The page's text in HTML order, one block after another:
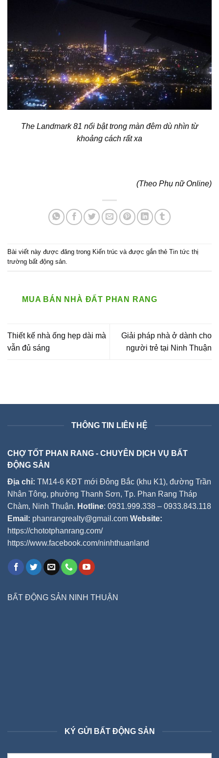
The Landmark 81 nổi bật trong màn đêm dù nhìn từ
khoảng cách rất xa
(Theo Phụ nữ Online)
Bài viết này được đăng trong Kiến trúc và được gắn thẻ Tin tức thị
trường bất động sản
MUA BÁN NHÀ ĐẤT PHAN RANG
Thiết kế nhà ống hẹp dài mà
vẫn đủ sáng
Giải pháp nhà ở dành cho
người trẻ tại Ninh Thuận
THÔNG TIN LIÊN HỆ
CHỢ TỐT PHAN RANG - CHUYÊN DỊCH VỤ BẤT
ĐỘNG SẢN
Địa chỉ: TM14-6 KĐT mới Đông Bắc (khu K1), đường Trần
Nhân Tông, phường Thanh Sơn, Tp. Phan Rang Tháp
Chàm, Ninh Thuận. Hotline: 0931.999.338 – 0933.843.118
Email: phanrangrealty@gmail.com Website:
https://chototphanrang.com/
https://www.facebook.com/ninhthuanland
BẤT ĐỘNG SẢN NINH THUẬN
KÝ GỬI BẤT ĐỘNG SẢN